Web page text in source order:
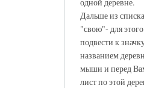
Дальше из
"свою"- для
подвести к
названием
мыши и перед
лист по этой